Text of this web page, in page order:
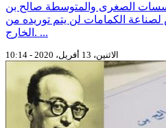
الصغرى والمتوسطة صالح بن
الكمامات لن يتم توريده من
الخارج. ...
الاثنين، 13 أفريل، 2020 - 10:14